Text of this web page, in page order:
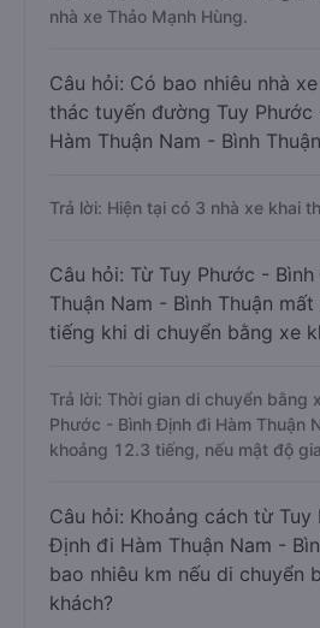
nhà xe Thảo Mạnh Hùng.
Câu hỏi: Có bao nhiêu nhà
thác tuyến đường Tuy
Hàm Thuận Nam - Bình
Trả lời: Hiện tại có 3 nhà xe khai
Câu hỏi: Từ Tuy Phước -
Thuận Nam - Bình Thuận
tiếng khi di chuyển bằng xe
Trả lời: Thời gian di chuyển bằng
Phước - Bình Định đi Hàm Thuận
khoảng 12.3 tiếng, nếu mật độ
Câu hỏi: Khoảng cách từ Tuy
Định đi Hàm Thuận Nam -
bao nhiêu km nếu di chuyển
khách?